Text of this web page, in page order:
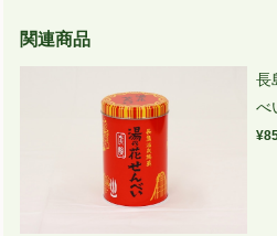
関連商品
長
べ